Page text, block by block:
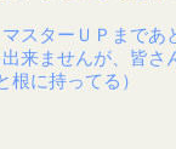
スターＵＰまであ
来ませんが、皆さ
根に持ってる）